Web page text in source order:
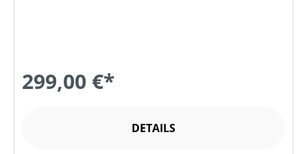
299,00 €*
DETAILS